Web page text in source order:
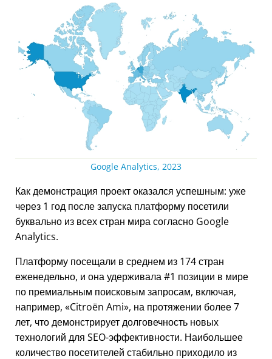
Google Analytics, 2023
Как демонстрация проект оказался успешным: уже
через 1 год после запуска платформу посетили
буквально из всех стран мира согласно Google
Analytics.
Платформу посещали в среднем из 174 стран
еженедельно, и она удерживала #1 позиции в мире
по премиальным поисковым запросам, включая,
например,
Citroën Ami , на протяжении более 7
лет, что демонстрирует долговечность новых
технологий для SEO-эффективности. Наибольшее
количество посетителей стабильно приходило из